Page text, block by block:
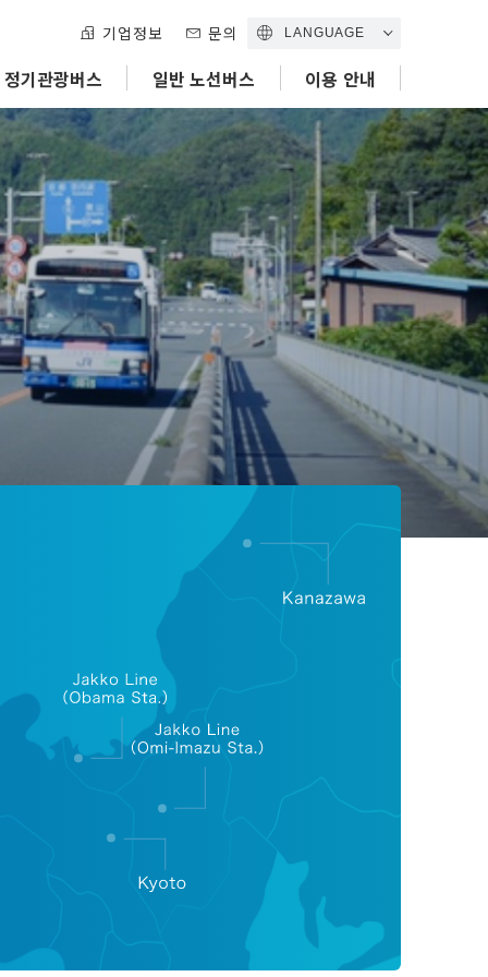
기업정보 문의 LANGUAGE
정기관광버스 일반 노선버스 이용 안내